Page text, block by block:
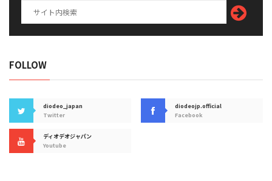
FOLLOW
diodeo_japan
Twitter
diodeojp.official
Facebook
ディオデオジャパン
Youtube